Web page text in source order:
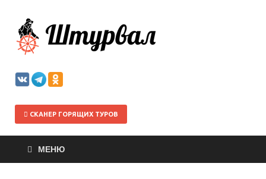
СКАНЕР ГОРЯЩИХ ТУРОВ
МЕНЮ